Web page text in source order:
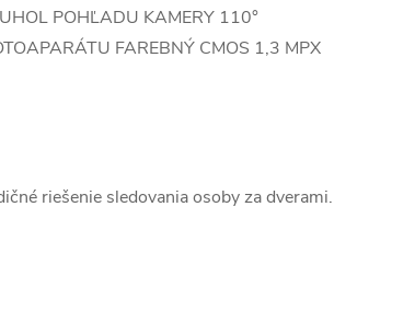
POHĽADU KAMERY 110°
FAREBNÝ CMOS 1,3 MPX
riešenie sledovania osoby za dverami.